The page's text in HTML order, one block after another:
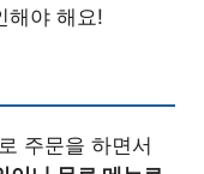
해야 해요!
주문을 하면서